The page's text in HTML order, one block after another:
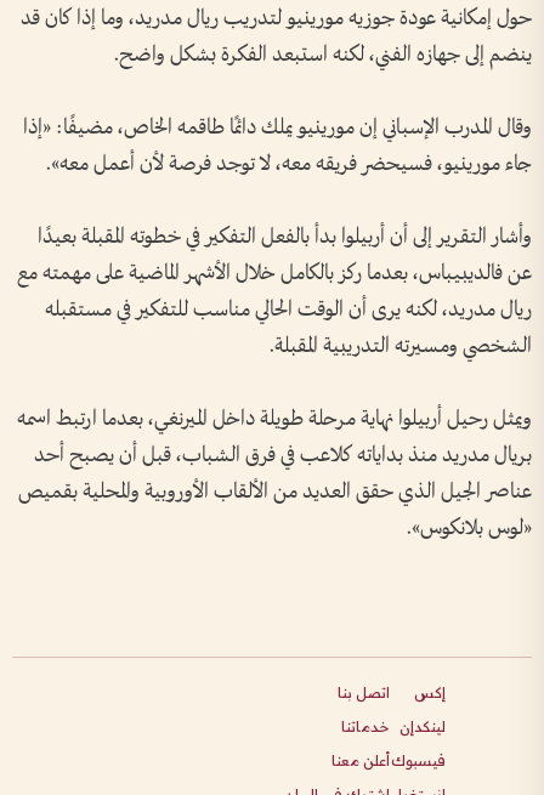
حول إمكانية عودة جوزيه مورينيو لتدريب ريال مدريد، وما إذا كان قد
ينضم إلى جهازه الفني، لكنه استبعد الفكرة بشكل واضح.
وقال المدرب الإسباني إن مورينيو يملك دائمًا طاقمه الخاص، مضيفًا: «إذا
جاء مورينيو، فسيحضر فريقه معه، لا توجد فرصة لأن أعمل معه».
وأشار التقرير إلى أن أربيلوا بدأ بالفعل التفكير في خطوته المقبلة بعيدًا
عن فالديبيباس، بعدما ركز بالكامل خلال الأشهر الماضية على مهمته مع
ريال مدريد، لكنه يرى أن الوقت الحالي مناسب للتفكير في مستقبله
الشخصي ومسيرته التدريبية المقبلة.
ويمثل رحيل أربيلوا نهاية مرحلة طويلة داخل الميرنغي، بعدما ارتبط اسمه
بريال مدريد منذ بداياته كلاعب في فرق الشباب، قبل أن يصبح أحد
عناصر الجيل الذي حقق العديد من الألقاب الأوروبية والمحلية بقميص
«لوس بلانكوس».
إكس
لينكدإن
فيسبوك
اتصل بنا
خدماتنا
أعلن معنا